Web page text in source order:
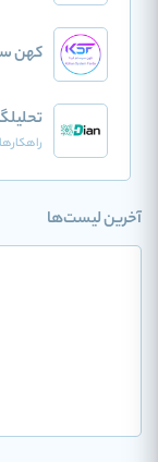
کهن
آخرین لیست‌ها